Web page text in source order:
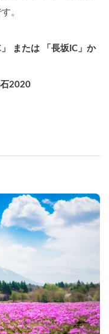
。
または 「長坂IC」か
2020